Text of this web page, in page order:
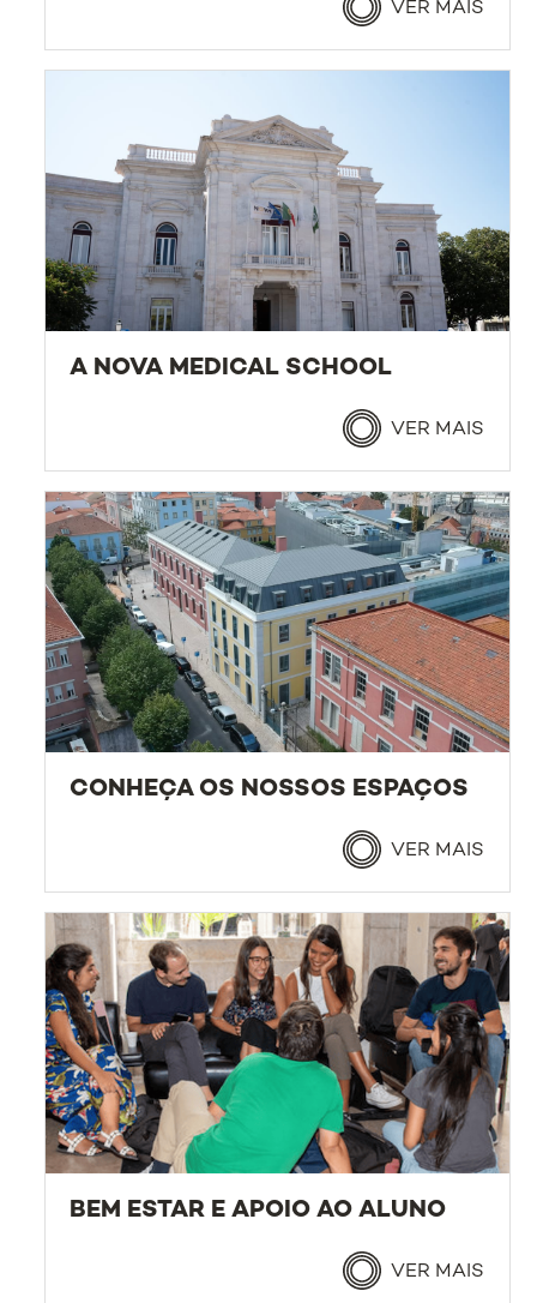
VER MAIS
A NOVA MEDICAL SCHOOL
VER MAIS
CONHEÇA OS NOSSOS ESPAÇOS
VER MAIS
BEM ESTAR E APOIO AO ALUNO
VER MAIS